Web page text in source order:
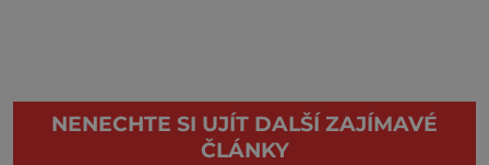
NENECHTE SI UJÍT DALŠÍ ZAJÍMAVÉ
ČLÁNKY